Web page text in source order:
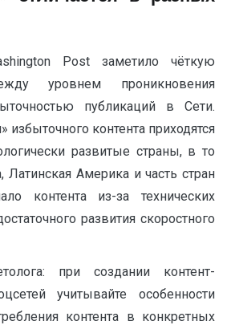
Post заметило чёткую
уровнем проникновения
публикаций в Сети.
избыточного контента приходятся
развитые страны, в то
Америка и часть стран
контента из-за технических
развития скоростного
при создании контент-
учитывайте особенности
контента в конкретных